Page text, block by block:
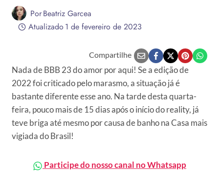
PorBeatriz Garcea
Atualizado1 de fevereiro de 2023
Compartilhe
Nada de BBB 23 do amor por aqui! Se a edição de
2022 foi criticado pelo marasmo, a situação já é
bastante diferente esse ano. Na tarde desta quarta-
feira, pouco mais de 15 dias após o início do reality, já
teve briga até mesmo por causa de banho na Casa mais
vigiada do Brasil!
Participe do nosso canal no Whatsapp